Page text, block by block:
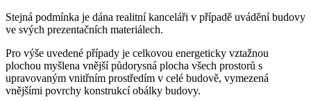
Stejná podmínka je dána realitní kanceláři v případě uvádění budovy
ve svých prezentačních materiálech.
Pro výše uvedené případy je celkovou energeticky vztažnou
plochou myšlena vnější půdorysná plocha všech prostorů s
upravovaným vnitřním prostředím v celé budově, vymezená
vnějšími povrchy konstrukcí obálky budovy.